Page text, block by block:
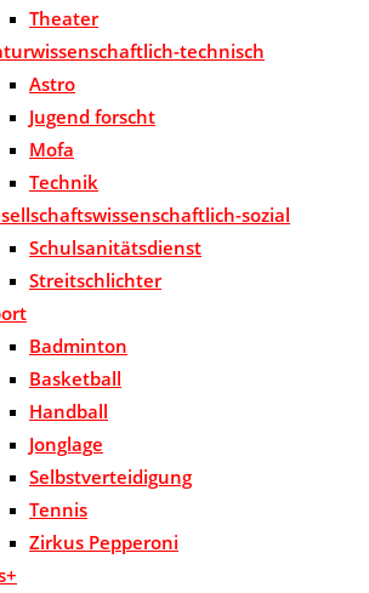
Theater
technisch
Astro
Jugend forscht
Mofa
Technik
sozial
Schulsanitätsdienst
Streitschlichter
Badminton
Basketball
Handball
Jonglage
Selbstverteidigung
Tennis
Zirkus Pepperoni